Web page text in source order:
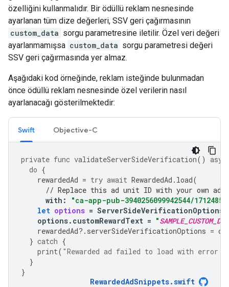
özelliğini kullanmalıdır. Bir ödüllü reklam nesnesinde
ayarlanan tüm dize değerleri, SSV geri çağırmasının
custom_data sorgu parametresine iletilir. Özel veri değeri
ayarlanmamışsa custom_data sorgu parametresi değeri
SSV geri çağırmasında yer almaz.
Aşağıdaki kod örneğinde, reklam isteğinde bulunmadan
önce ödüllü reklam nesnesinde özel verilerin nasıl
ayarlanacağı gösterilmektedir:
Swift Objective-C
private func validateServerSideVerification()
do {
rewardedAd = try await RewardedAd . load(
// Replace this ad unit ID with your own ad
with :
"ca-app-pub-3940256099942544/
let options = ServerSideVerificationOptions
options. customRewardText = "
rewardedAd?. serverSideVerificationOptions =
} catch {
print( "Rewarded ad failed to load with error:
}
}
RewardedAdSnippets.swift